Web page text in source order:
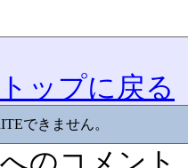
ップに戻る
できません。